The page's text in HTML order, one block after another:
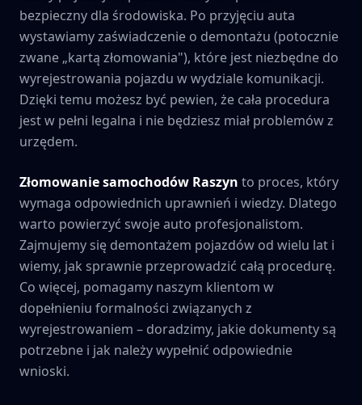
bezpieczny dla środowiska. Po przyjęciu auta
wystawiamy zaświadczenie o demontażu (potocznie
zwane „kartą złomowania"), które jest niezbędne do
wyrejestrowania pojazdu w wydziale komunikacji.
Dzięki temu możesz być pewien, że cała procedura
jest w pełni legalna i nie będziesz miał problemów z
urzędem.
Złomowanie samochodów Raszyn to proces, który
wymaga odpowiednich uprawnień i wiedzy. Dlatego
warto powierzyć swoje auto profesjonalistom.
Zajmujemy się demontażem pojazdów od wielu lat i
wiemy, jak sprawnie przeprowadzić całą procedurę.
Co więcej, pomagamy naszym klientom w
dopełnieniu formalności związanych z
wyrejestrowaniem – doradzimy, jakie dokumenty są
potrzebne i jak należy wypełnić odpowiednie
wnioski.